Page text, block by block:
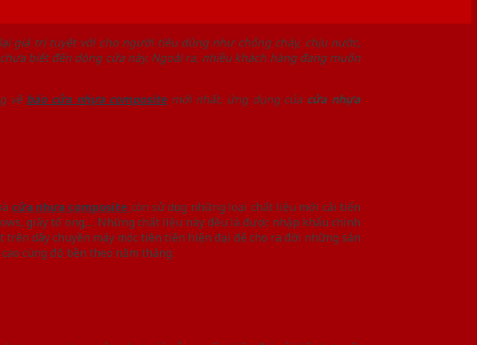
giá trị tuyệt vời cho người tiêu dùng như chống cháy, chịu nước,
biết đến dòng cửa này. Ngoài ra, nhiều khách hàng đang muốn
về báo cửa nhựa composite mới nhất, ứng dụng của cửa nhựa
cửa nhựa composite còn sử dụng những loại chất liệu mới cải tiến
giấy tổ ong,… Những chất liệu này đều là được nhập khẩu chính
dây chuyền máy móc tiên tiến hiện đại để cho ra đời những sản
cùng độ bền theo năm tháng.